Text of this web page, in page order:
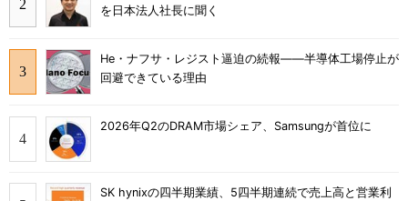
を日本法人社長に聞く
He・ナフサ・レジスト逼迫の続報――半導体工場停止が
回避できている理由
2026年Q2のDRAM市場シェア、Samsungが首位に
SK hynixの四半期業績、5四半期連続で売上高と営業利